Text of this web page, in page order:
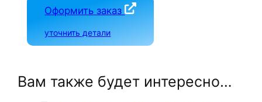
Оформить заказ
уточнить детали
Вам также будет интересно…